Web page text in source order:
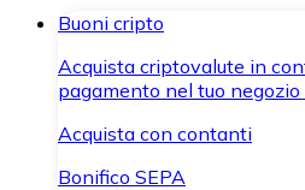
Buoni cripto
Acquista criptovalute in
pagamento nel tuo negozio
Acquista con contanti
Bonifico SEPA